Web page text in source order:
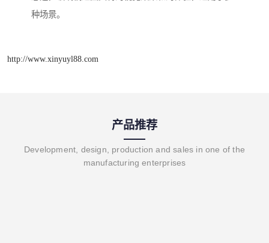
种场景。
http://www.xinyuyl88.com
产品推荐
Development, design, production and sales in one of the
manufacturing enterprises